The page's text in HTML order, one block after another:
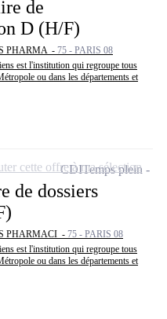
de
D (H/F)
PHARMA - 75 - PARIS 08
est l'institution qui regroupe tous
ou dans les départements et
de dossiers
PHARMACI - 75 - PARIS 08
est l'institution qui regroupe tous
ou dans les départements et
CDITemps plein
cette offre à ma sélection